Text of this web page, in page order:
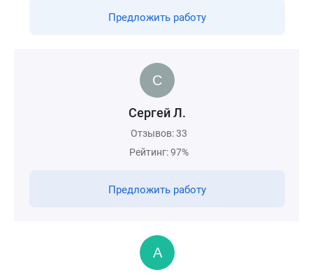
Предложить работу
Сергей Л.
Отзывов: 33
Рейтинг: 97%
Предложить работу